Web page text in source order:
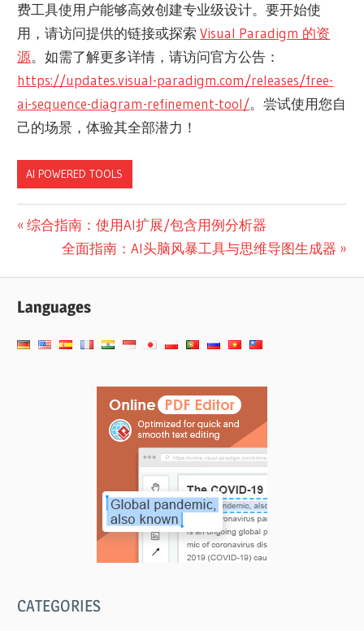
费工具使用户能够高效创建专业级设计。要开始使
用，请访问提供的链接或探索Visual Paradigm 的资
源。如需了解更多详情，请访问官方公告：
https://updates.visual-paradigm.com/releases/free-
ai-sequence-diagram-refinement-tool/。尝试使用您自
己的场景，体验其全部潜力！
AI POWERED TOOLS
文
航
Previous
综合指南：使用AI扩展/包含用例分析器
Next
全面指南：AI头脑风暴工具与思维导图生成器
Languages
CATEGORIES